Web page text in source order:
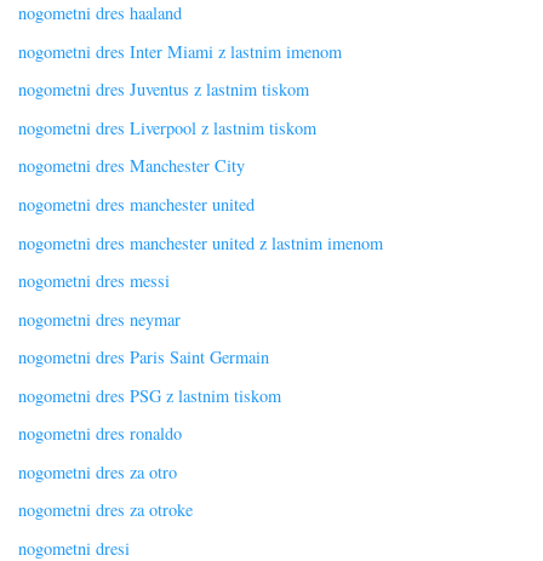
nogometni dres haaland
nogometni dres Inter Miami z lastnim imenom
nogometni dres Juventus z lastnim tiskom
nogometni dres Liverpool z lastnim tiskom
nogometni dres Manchester City
nogometni dres manchester united
nogometni dres manchester united z lastnim imenom
nogometni dres messi
nogometni dres neymar
nogometni dres Paris Saint Germain
nogometni dres PSG z lastnim tiskom
nogometni dres ronaldo
nogometni dres za otro
nogometni dres za otroke
nogometni dresi